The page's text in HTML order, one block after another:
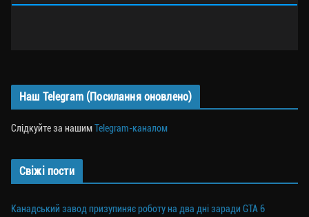
Наш Telegram (Посилання оновлено)
Слідкуйте за нашимTelegram-каналом
Свіжі пости
Канадський завод призупиняє роботу на два дні заради GTA 6